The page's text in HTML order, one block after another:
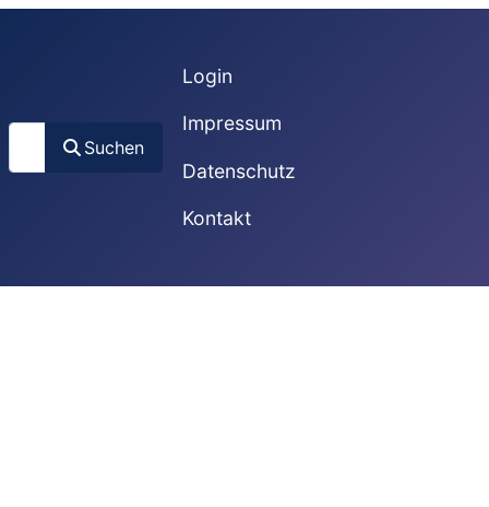
Suchen
Suchen
Login
Impressum
Datenschutz
Kontakt